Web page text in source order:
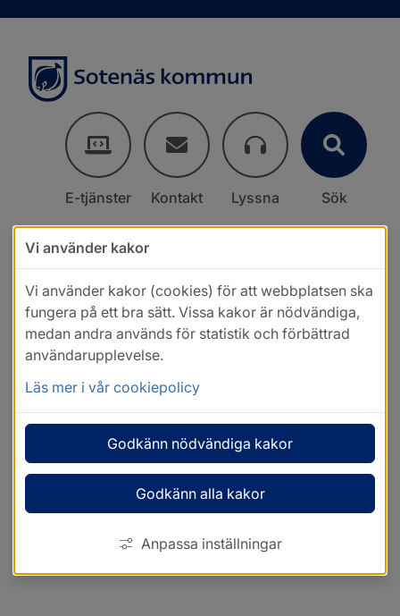
E-tjänster Kontakt Lyssna Sök
Vi använder kakor
Vi använder kakor (cookies) för att webbplatsen ska
fungera på ett bra sätt. Vissa kakor är nödvändiga,
medan andra används för statistik och förbättrad
användarupplevelse.
Läs mer i vår cookiepolicy
Godkänn nödvändiga kakor
Godkänn alla kakor
Anpassa inställningar